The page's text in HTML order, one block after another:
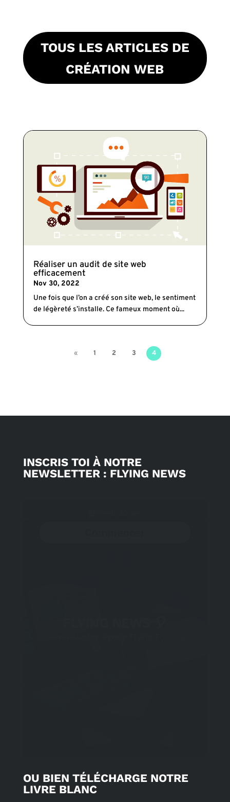
TOUS LES ARTICLES DE
CRÉATION WEB
Réaliser un audit de site web
efficacement
Nov 30, 2022
Une fois que l’on a créé son site web, le sentiment
de légèreté s’installe. Ce fameux moment où...
« 1 2 3 4
INSCRIS TOI À NOTRE
NEWSLETTER : FLYING NEWS
OU BIEN TÉLÉCHARGE NOTRE
LIVRE BLANC